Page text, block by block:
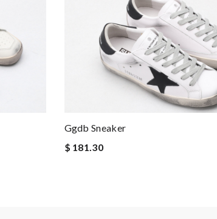
Ggdb Sneaker
$ 181.30